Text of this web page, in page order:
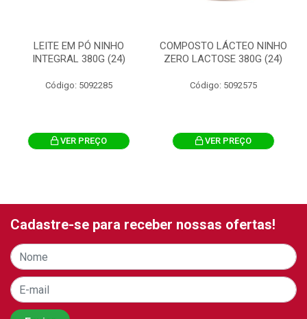
LEITE EM PÓ NINHO
INTEGRAL 380G (24)
Código: 5092285
VER PREÇO
COMPOSTO LÁCTEO NINHO
ZERO LACTOSE 380G (24)
Código: 5092575
VER PREÇO
Cadastre-se para receber nossas ofertas!